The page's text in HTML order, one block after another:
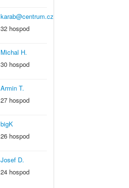
karab@centrum.cz
32 hospod
Michal H.
30 hospod
Armin T.
27 hospod
bigK
26 hospod
Josef D.
24 hospod